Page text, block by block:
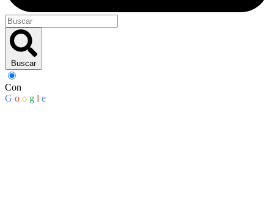
Buscar
Con
G o o g l e